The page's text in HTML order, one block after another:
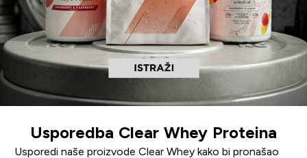
Usporedba Clear Whey Proteina
Usporedi naše proizvode Clear Whey kako bi pronašao